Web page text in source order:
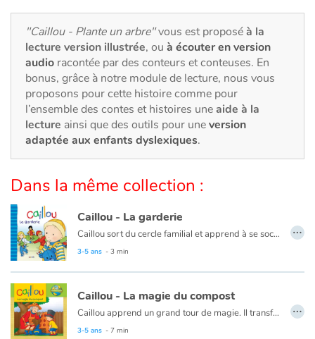
Autour du monde
Apprentissage
Art, espace, activité
Documentaires
En famille
Quotidien et loisirs
À l'école
Fêtes et évènements
Amour et amitié
"Caillou - Plante un arbre"vous est proposéà la
lecture version illustrée, ou à écouter en version
audio racontée par des conteurs et conteuses. En
bonus, grâce à notre module de lecture, nous vous
proposons pour cette histoire comme pour
l’ensemble des contes et histoires uneaide à la
lecture ainsi que des outils pour uneversion
adaptée aux enfants dyslexiques.
Dans la même collection :
Caillou - La garderie
Caillou sort du cercle familial et apprend à se sociabiliser.
Ce livre est aussi disponible en anglais :
3-5 ans - 3 min
…
Caillou - La magie du compost
Caillou apprend un grand tour de magie. Il transforme des déchets en nourriture pour les plantes !
Ce livre est aussi disponible en anglais :
3-5 ans - 7 min
…